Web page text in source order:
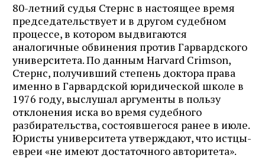
80-летний судья Стернс в настоящее время
председательствует и в другом судебном
процессе, в котором выдвигаются
аналогичные обвинения против Гарвардского
университета. По данным Harvard Crimson,
Стернс, получивший степень доктора права
именно в Гарвардской юридической школе в
1976 году, выслушал аргументы в пользу
отклонения иска во время судебного
разбирательства, состоявшегося ранее в июле.
Юристы университета утверждают, что истцы-
евреи «не имеют достаточного авторитета».